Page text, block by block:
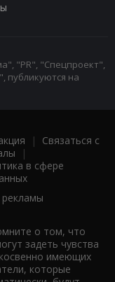
"PR", "Спецпроект",
публикуются на
| Связаться с
|
в сфере
о том, что
задеть чувства
имеющих
которые